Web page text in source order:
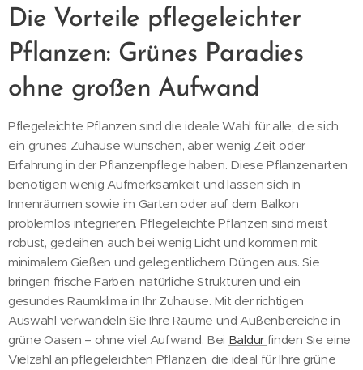
Die Vorteile pflegeleichter
Pflanzen: Grünes Paradies
ohne großen Aufwand
Pflegeleichte Pflanzen sind die ideale Wahl für alle, die sich
ein grünes Zuhause wünschen, aber wenig Zeit oder
Erfahrung in der Pflanzenpflege haben. Diese Pflanzenarten
benötigen wenig Aufmerksamkeit und lassen sich in
Innenräumen sowie im Garten oder auf dem Balkon
problemlos integrieren. Pflegeleichte Pflanzen sind meist
robust, gedeihen auch bei wenig Licht und kommen mit
minimalem Gießen und gelegentlichem Düngen aus. Sie
bringen frische Farben, natürliche Strukturen und ein
gesundes Raumklima in Ihr Zuhause. Mit der richtigen
Auswahl verwandeln Sie Ihre Räume und Außenbereiche in
grüne Oasen – ohne viel Aufwand. Bei Baldur finden Sie eine
Vielzahl an pflegeleichten Pflanzen, die ideal für Ihre grüne